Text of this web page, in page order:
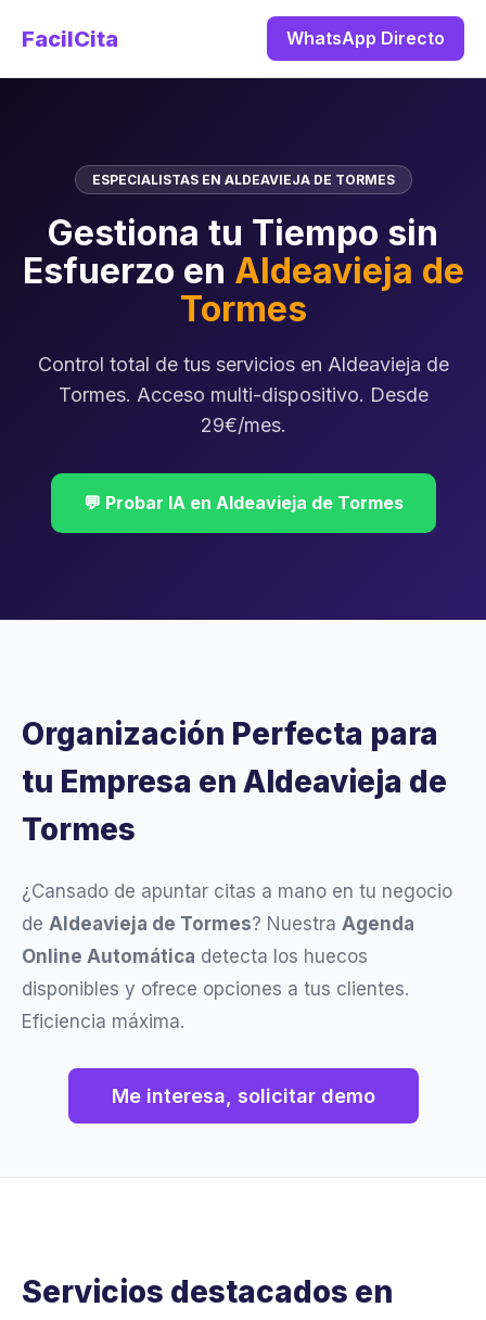
FacilCita WhatsApp Directo
ESPECIALISTAS EN ALDEAVIEJA DE TORMES
Gestiona tu Tiempo sin
Esfuerzo en Aldeavieja de
Tormes
Control total de tus servicios en Aldeavieja de
Tormes. Acceso multi-dispositivo. Desde
29€/mes.
💬 Probar IA en Aldeavieja de Tormes
Organización Perfecta para
tu Empresa en Aldeavieja de
Tormes
¿Cansado de apuntar citas a mano en tu negocio
de Aldeavieja de Tormes? Nuestra Agenda
Online Automática detecta los huecos
disponibles y ofrece opciones a tus clientes.
Eficiencia máxima.
Me interesa, solicitar demo
Servicios destacados en